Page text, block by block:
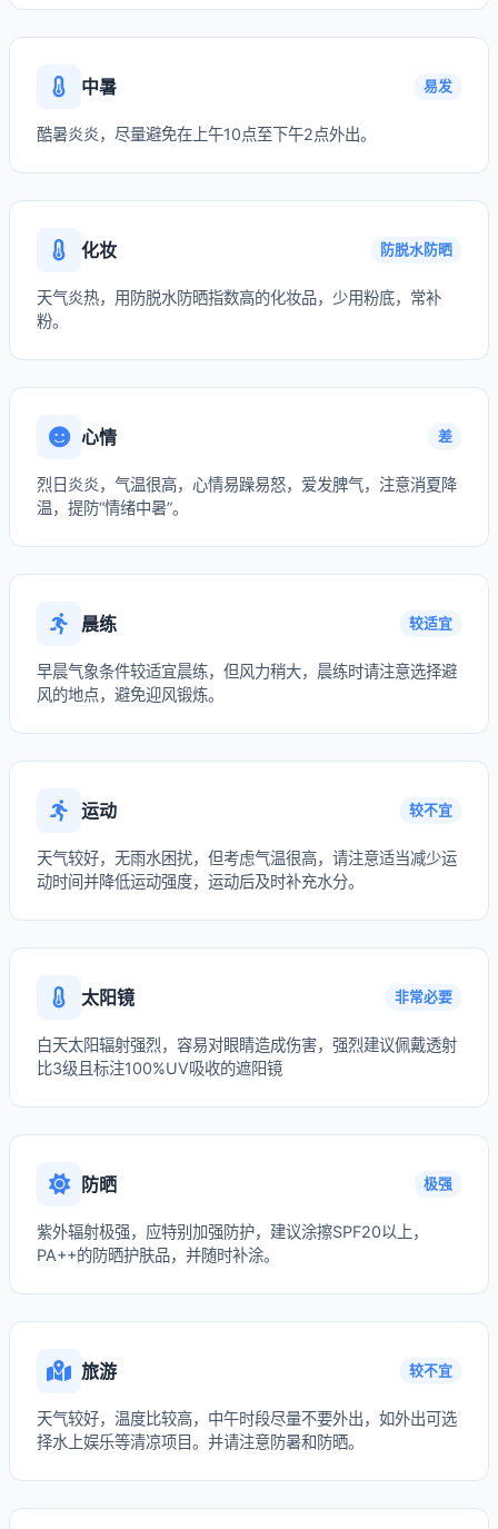
中暑 易发
酷暑炎炎，尽量避免在上午10点至下午2点外出。
化妆 防脱水防晒
天气炎热，用防脱水防晒指数高的化妆品，少用粉底，常补
粉。
心情 差
烈日炎炎，气温很高，心情易躁易怒，爱发脾气，注意消夏降
温，提防“情绪中暑”。
晨练 较适宜
早晨气象条件较适宜晨练，但风力稍大，晨练时请注意选择避
风的地点，避免迎风锻炼。
运动 较不宜
天气较好，无雨水困扰，但考虑气温很高，请注意适当减少运
动时间并降低运动强度，运动后及时补充水分。
太阳镜 非常必要
白天太阳辐射强烈，容易对眼睛造成伤害，强烈建议佩戴透射
比3级且标注100%UV吸收的遮阳镜
防晒 极强
紫外辐射极强，应特别加强防护，建议涂擦SPF20以上，
PA++的防晒护肤品，并随时补涂。
旅游 较不宜
天气较好，温度比较高，中午时段尽量不要外出，如外出可选
择水上娱乐等清凉项目。并请注意防暑和防晒。